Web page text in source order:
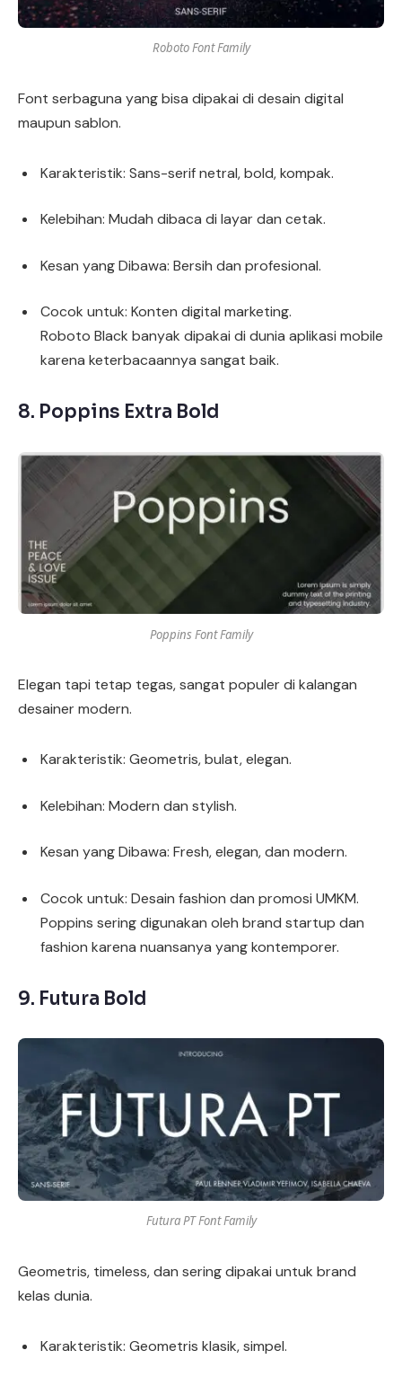
Roboto Font Family
Font serbaguna yang bisa dipakai di desain digital
maupun sablon.
Karakteristik: Sans-serif netral, bold, kompak.
Kelebihan: Mudah dibaca di layar dan cetak.
Kesan yang Dibawa: Bersih dan profesional.
Cocok untuk: Konten digital marketing.
Roboto Black banyak dipakai di dunia aplikasi mobile
karena keterbacaannya sangat baik.
8. Poppins Extra Bold
Poppins Font Family
Elegan tapi tetap tegas, sangat populer di kalangan
desainer modern.
Karakteristik: Geometris, bulat, elegan.
Kelebihan: Modern dan stylish.
Kesan yang Dibawa: Fresh, elegan, dan modern.
Cocok untuk: Desain fashion dan promosi UMKM.
Poppins sering digunakan oleh brand startup dan
fashion karena nuansanya yang kontemporer.
9. Futura Bold
Futura PT Font Family
Geometris, timeless, dan sering dipakai untuk brand
kelas dunia.
Karakteristik: Geometris klasik, simpel.